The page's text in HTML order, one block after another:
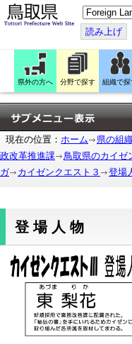
こ
の
ペ
ー
ジ
翻
訳
す
る
読み上げ
県外の方へ 分野で探す 組織で探
現在の位置： ホーム 県の組
政改革推進課
鳥取県のカイゼ
ガ
カイゼンクエスト３ 登場
登場人物